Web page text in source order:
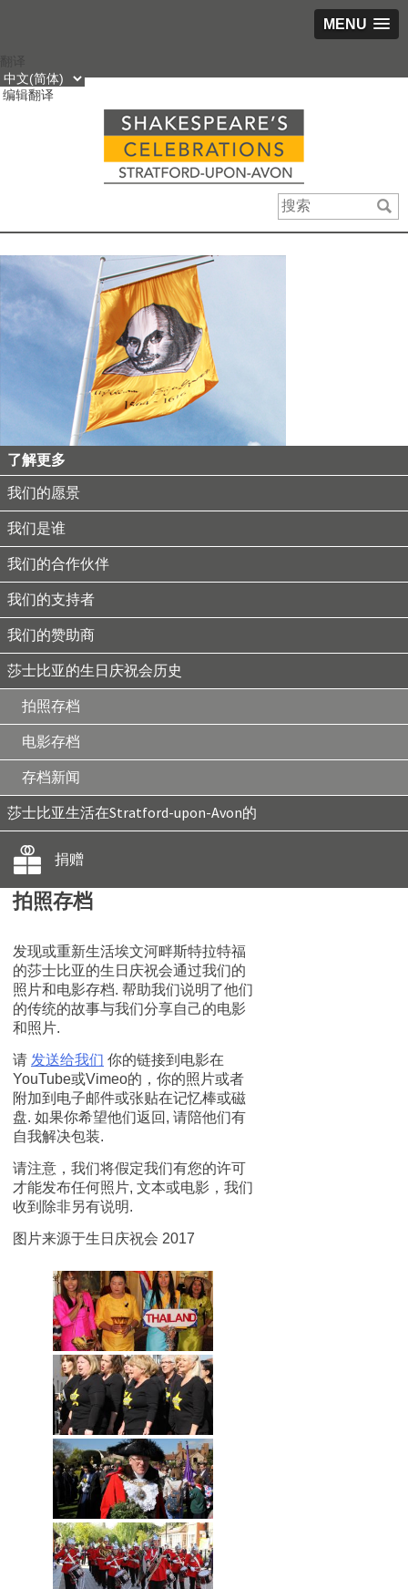
MENU
到
内
编辑翻译
了解更多
我们的愿景
我们是谁
我们的合作伙伴
我们的支持者
我们的赞助商
莎士比亚的生日庆祝会历史
拍照存档
电影存档
存档新闻
莎士比亚生活在Stratford-upon-Avon的
捐赠
拍照存档
发现或重新生活埃文河畔斯特拉特福
的莎士比亚的生日庆祝会通过我们的
照片和电影存档. 帮助我们说明了他们
的传统的故事与我们分享自己的电影
和照片.
请 发送给我们 你的链接到电影在
YouTube或Vimeo的，你的照片或者
附加到电子邮件或张贴在记忆棒或磁
盘. 如果你希望他们返回, 请陪他们有
自我解决包装.
请注意，我们将假定我们有您的许可
才能发布任何照片, 文本或电影，我们
收到除非另有说明.
图片来源于生日庆祝会 2017